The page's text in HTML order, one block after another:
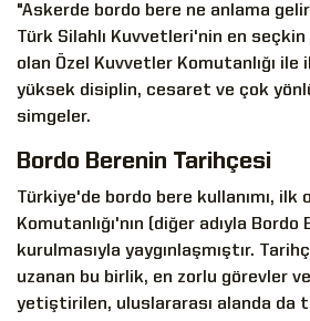
"Askerde bordo bere ne anlama
Türk Silahlı Kuvvetleri'nin en
olan Özel Kuvvetler Komutanlığı ile
yüksek disiplin, cesaret ve çok
simgeler.
Bordo Berenin Tarihçesi
Türkiye'de bordo bere kullanımı, ilk
Komutanlığı'nın (diğer adıyla Bordo
kurulmasıyla yaygınlaşmıştır.
uzanan bu birlik, en zorlu görevler
yetiştirilen, uluslararası alanda da